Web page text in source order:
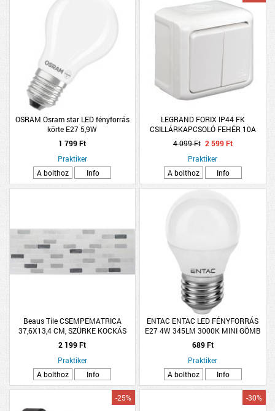
OSRAM Osram star LED fényforrás
körte E27 5,9W
1 799 Ft
Praktiker
A bolthoz
Info
LEGRAND FORIX IP44 FK
CSILLÁRKAPCSOLÓ FEHÉR 10A
250V
4 099 Ft 2 599 Ft
Praktiker
A bolthoz
Info
Beaus Tile CSEMPEMATRICA
37,6X13,4 CM, SZÜRKE KOCKÁS
2 199 Ft
Praktiker
A bolthoz
Info
ENTAC ENTAC LED FÉNYFORRÁS
E27 4W 345LM 3000K MINI GÖMB
WW
689 Ft
Praktiker
A bolthoz
Info
-25% -30%